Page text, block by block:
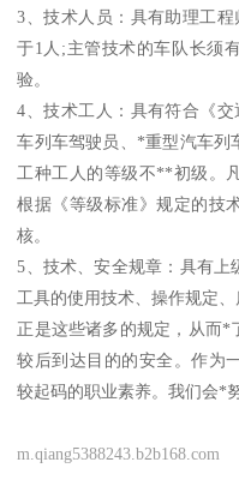
3、技术人员：具有助理工
于1人;主管技术的车队长须
验。
4、技术工人：具有符合《
车列车驾驶员、*重型汽车列
工种工人的等级不**初级。
根据《等级标准》规定的技
核。
5、技术、安全规章：具有
工具的使用技术、操作规定、
正是这些诸多的规定，从而*
较后到达目的的安全。作为
较起码的职业素养。我们会*
m.qiang5388243.b2b168.com